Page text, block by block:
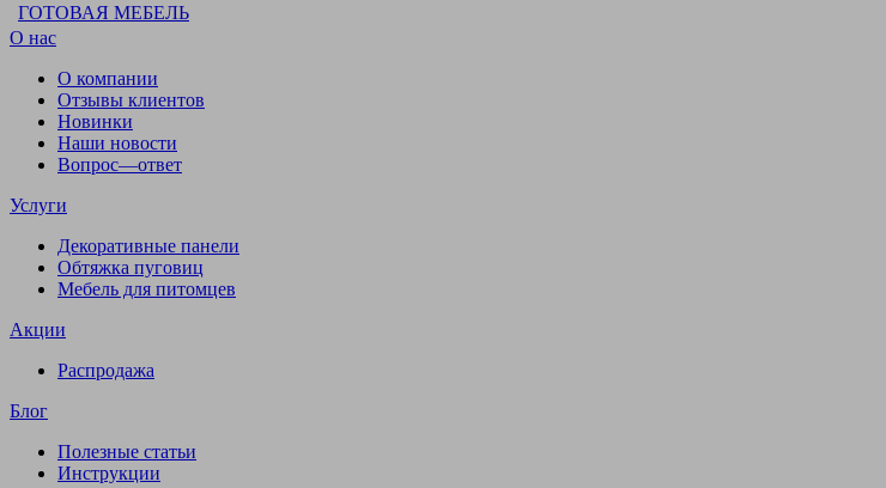
ГОТОВАЯ МЕБЕЛЬ
О нас
О компании
Отзывы клиентов
Новинки
Наши новости
Вопрос—ответ
Услуги
Декоративные панели
Обтяжка пуговиц
Мебель для питомцев
Акции
Распродажа
Блог
Полезные статьи
Инструкции